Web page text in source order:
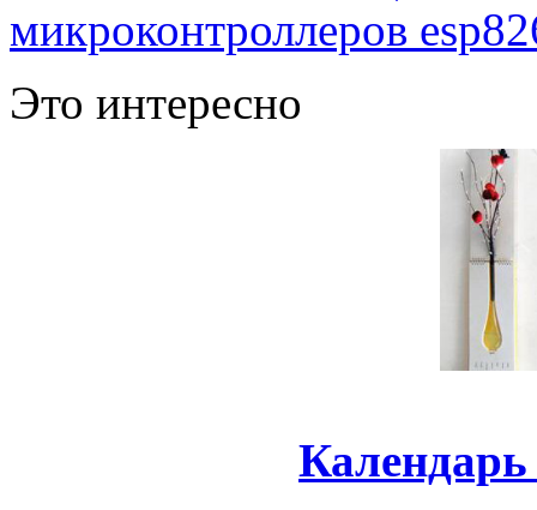
микроконтроллеров
Это интересно
Календарь